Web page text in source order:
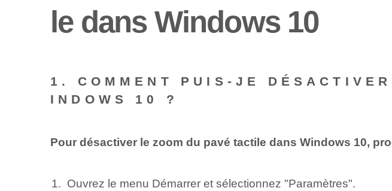
le dans Windows 10
1. COMMENT PUIS-JE
INDOWS 10 ?
Pour désactiver le zoom du pavé tactile dans Windows 10,
Ouvrez le menu Démarrer et sélectionnez "Paramètres".